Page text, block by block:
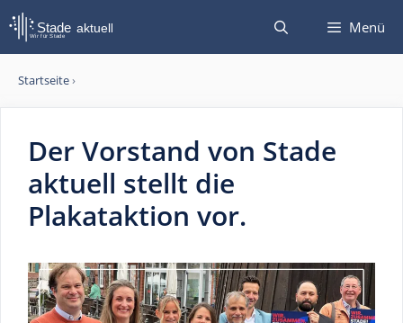
Zum
Inhalt
springen
Menü
Startseite›
Der Vorstand von Stade
aktuell stellt die
Plakataktion vor.